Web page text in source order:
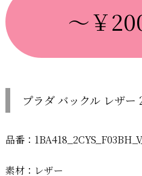
～￥
プラダ バックル レザー
品番：
素材：レザー